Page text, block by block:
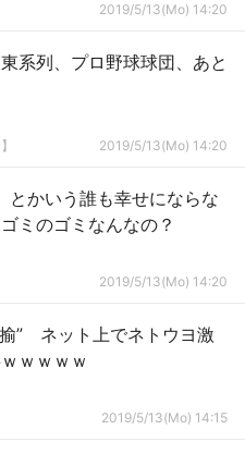
2019/5/13(Mo) 14:20
系列、プロ野球球団、あと
2019/5/13(Mo) 14:20
とかいう誰も幸せにならな
ミのゴミなんなの？
2019/5/13(Mo) 14:20
揄” ネット上でネトウヨ激
ｗｗｗｗ
2019/5/13(Mo) 14:15